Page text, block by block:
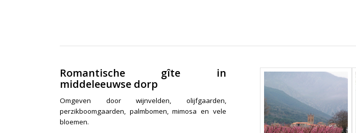
Romantische gîte in
middeleeuwse dorp
Omgeven door wijnvelden, olijfgaarden,
perzikboomgaarden, palmbomen, mimosa en vele
bloemen.